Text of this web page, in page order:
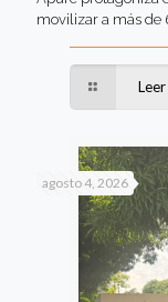
movilizar a más de
agosto 4, 2026